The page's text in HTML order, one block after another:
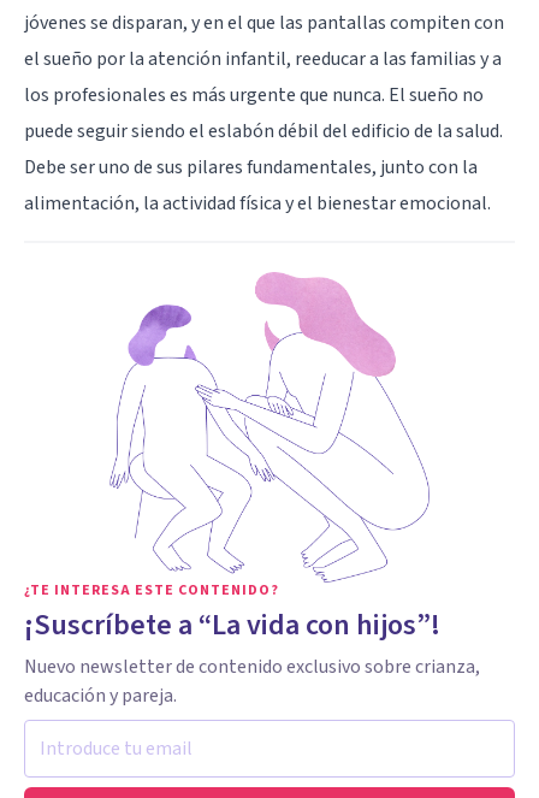
jóvenes se disparan, y en el que las pantallas compiten con
el sueño por la atención infantil, reeducar a las familias y a
los profesionales es más urgente que nunca. El sueño no
puede seguir siendo el eslabón débil del edificio de la salud.
Debe ser uno de sus pilares fundamentales, junto con la
alimentación, la actividad física y el bienestar emocional.
¿TE INTERESA ESTE CONTENIDO?
¡Suscríbete a “La vida con hijos”!
Nuevo newsletter de contenido exclusivo sobre crianza,
educación y pareja.